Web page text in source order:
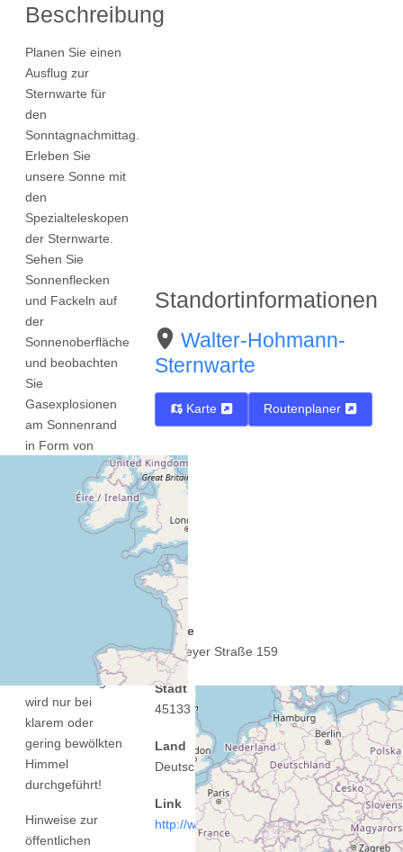
Beschreibung
Planen Sie einen
Ausflug zur
Sternwarte für
den
Sonntagnachmittag.
Erleben Sie
unsere Sonne mit
den
Spezialteleskopen
der Sternwarte.
Sehen Sie
Sonnenflecken
und Fackeln auf
der
Sonnenoberfläche
und beobachten
Sie
Gasexplosionen
am Sonnenrand
in Form von
Protuberanzen.
Die Walter-
Hohmann-
Veranstalltung
wird nur bei
klarem oder
gering bewölkten
Himmel
durchgeführt!
Hinweise zur
öffentlichen
Standortinformationen
Walter-Hohmann-
Sternwarte
Karte Routenplaner
Straße
Wallneyer Straße 159
Stadt
45133 Essen
Land
Deutschland
Link
http://www.sternwarte-essen.de